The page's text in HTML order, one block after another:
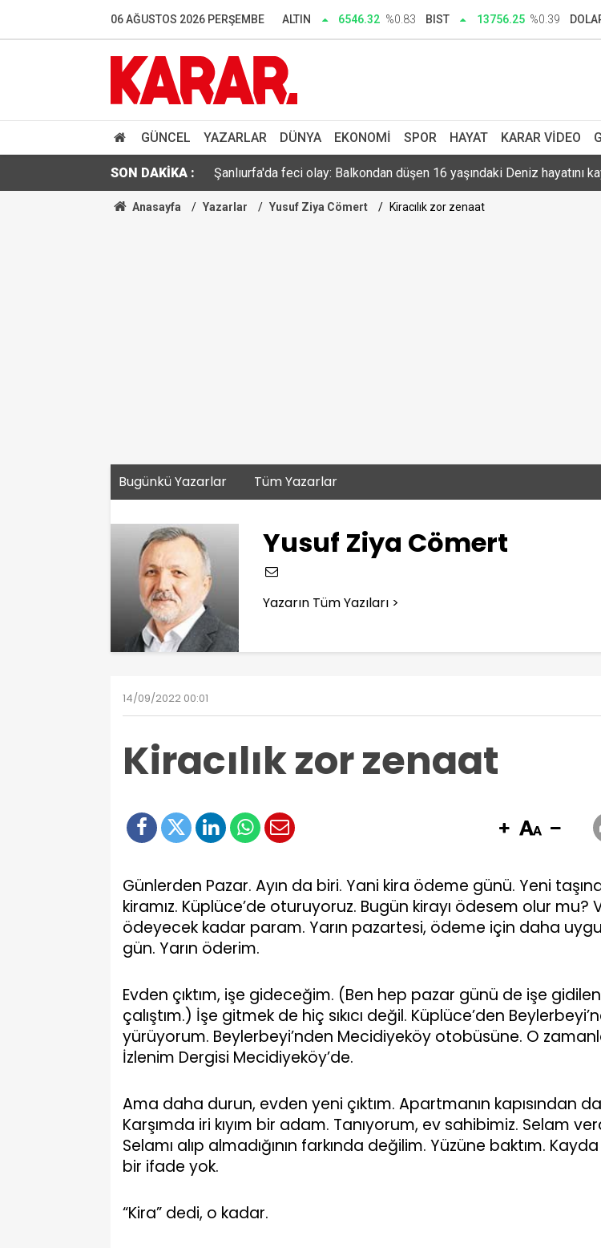
06 AĞUSTOS 2026 PERŞEMBE ALTIN 6546.32 %0.83 BIST 13756.25 %0.39
GÜNCEL YAZARLAR DÜNYA EKONOMI SPOR HAYAT KARAR VIDEO
SON DAKİKA :
Bakan Gürlek’ten ‘çözüm kanunu’ açıklaması: Şehit edenler
Özgür Özel'den çerçeve yasa açıklaması: Hazırlanan teklif
Anadolu Otoyolu'nun İstanbul istikameti trafiğe kapatılacak
Şanlıurfa'da feci olay: Balkondan düşen 16 yaşındaki Deniz hayatını
TFF ile Trendyol arasındaki isim sponsorluğu sözleşmesi uzatıldı
Antalya kıyılarında mikroplastik alarmı: Canlıların ölümüne yol açabiliyor
Anasayfa Yazarlar Yusuf Ziya Cömert Kiracılık zor zenaat
Bugünkü Yazarlar Tüm Yazarlar
Yusuf Ziya Cömert
Yazarın Tüm Yazıları >
14/09/2022 00:01
Kiracılık zor zenaat
Günlerden Pazar. Ayın da biri. Yani kira ödeme günü. Yeni
kiramız. Küplüce’de oturuyoruz. Bugün kirayı ödesem olur mu?
ödeyecek kadar param. Yarın pazartesi, ödeme için daha
gün. Yarın öderim.
Evden çıktım, işe gideceğim. (Ben hep pazar günü de işe
çalıştım.) İşe gitmek de hiç sıkıcı değil. Küplüce’den
yürüyorum. Beylerbeyi’nden Mecidiyeköy otobüsüne. O
İzlenim Dergisi Mecidiyeköy’de.
Ama daha durun, evden yeni çıktım. Apartmanın kapısından da
Karşımda iri kıyım bir adam. Tanıyorum, ev sahibimiz. Selam
Selamı alıp almadığının farkında değilim. Yüzüne baktım.
bir ifade yok.
“Kira” dedi, o kadar.